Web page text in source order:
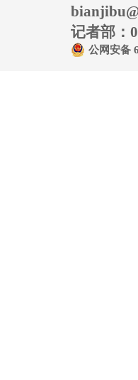
记者部：
公网安备